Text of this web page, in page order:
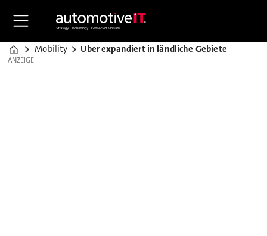
Home
Mobility Uber expandiert in ländliche Gebiete
ANZEIGE
ANZEIGE